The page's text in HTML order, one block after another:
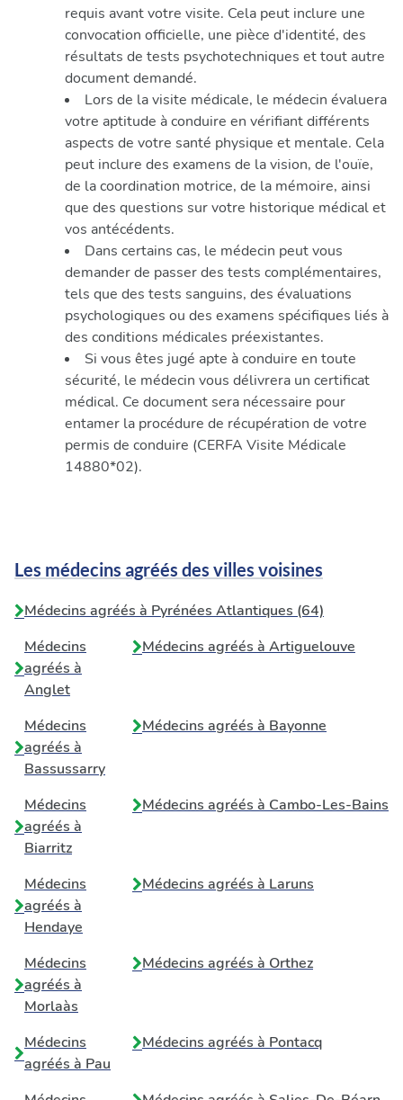
requis avant votre visite. Cela peut inclure une
convocation officielle, une pièce d'identité, des
résultats de tests psychotechniques et tout autre
document demandé.
Lors de la visite médicale, le médecin évaluera
votre aptitude à conduire en vérifiant différents
aspects de votre santé physique et mentale. Cela
peut inclure des examens de la vision, de l'ouïe,
de la coordination motrice, de la mémoire, ainsi
que des questions sur votre historique médical et
vos antécédents.
Dans certains cas, le médecin peut vous
demander de passer des tests complémentaires,
tels que des tests sanguins, des évaluations
psychologiques ou des examens spécifiques liés à
des conditions médicales préexistantes.
Si vous êtes jugé apte à conduire en toute
sécurité, le médecin vous délivrera un certificat
médical. Ce document sera nécessaire pour
entamer la procédure de récupération de votre
permis de conduire (CERFA Visite Médicale
14880*02).
Les médecins agréés des villes voisines
Médecins agréés à Pyrénées Atlantiques (64)
Médecins
agréés à
Anglet
Médecins agréés à Artiguelouve
Médecins
agréés à
Bassussarry
Médecins agréés à Bayonne
Médecins
agréés à
Biarritz
Médecins agréés à Cambo-Les-Bains
Médecins
agréés à
Hendaye
Médecins agréés à Laruns
Médecins
agréés à
Morlaàs
Médecins agréés à Orthez
Médecins
agréés à Pau
Médecins agréés à Pontacq